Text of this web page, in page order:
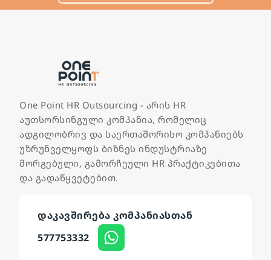
One Point HR Outsourcing - არის HR
აუთსორსინგული კომპანია, რომელიც
ადგილობრივ და საერთაშორისო კომპანიებს
უზრუნველყოფს ბიზნეს ინდუსტრიაზე
მორგებული, გამორჩეული HR პრაქტიკებითა
და გადაწყვეტებით.
დაკავშირება კომპანიასთან
577753332